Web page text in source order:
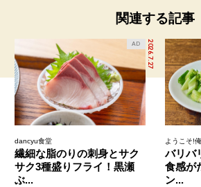
関連する記事
2026.7.27
AD
dancyu食堂
繊細な脂のりの刺身とサク
サク3種盛りフライ！黒瀬
ぶ...
ようこそ!
バリバ
食感が
ン...